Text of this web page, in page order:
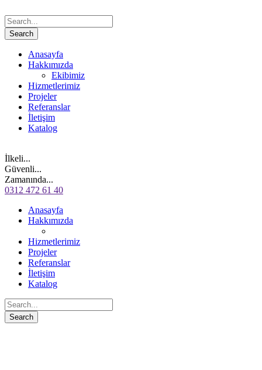
Anasayfa
Hakkımızda
Ekibimiz
Hizmetlerimiz
Projeler
Referanslar
İletişim
Katalog
İlkeli...
Güvenli...
Zamanında...
0312 472 61 40
Anasayfa
Hakkımızda
Hizmetlerimiz
Projeler
Referanslar
İletişim
Katalog